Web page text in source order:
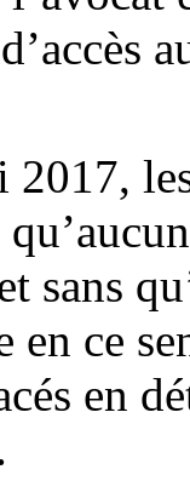
sans
en ce
en